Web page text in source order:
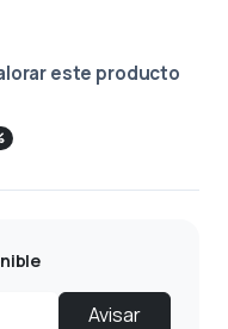
este producto
Avisar